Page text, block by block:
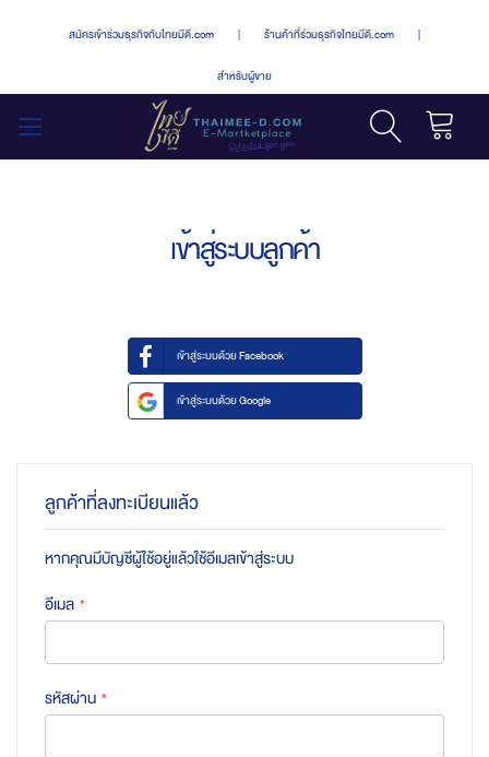
สมัครเข้าร่วมธุรกิจกับไทยมีดี.com | ร้านค้าที่ร่วมธุรกิจไทยมีดี.com |
สำหรับผู้ขาย
เข้าสู่ระบบลูกค้า
เข้าสู่ระบบด้วย Facebook
เข้าสู่ระบบด้วย Google
ลูกค้าที่ลงทะเบียนแล้ว
หากคุณมีบัญชีผู้ใช้อยู่แล้วใช้อีเมลเข้าสู่ระบบ
อีเมล
รหัสผ่าน